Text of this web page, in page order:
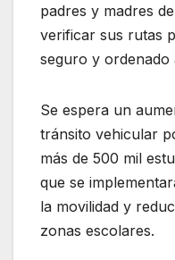
padres y madres
verificar sus rutas
seguro y ordenado
Se espera un
tránsito vehicular
más de 500 mil
que se
la movilidad y
zonas escolares.